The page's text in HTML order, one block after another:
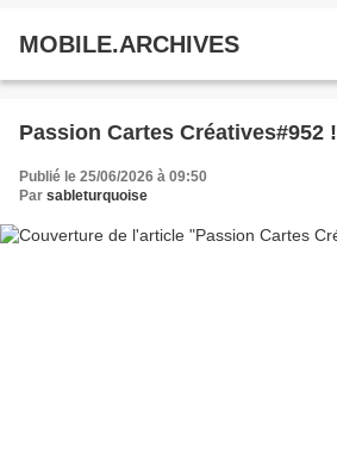
MOBILE.ARCHIVES
Passion Cartes Créatives#952 !
Publié le 25/06/2026 à 09:50
Par sableturquoise